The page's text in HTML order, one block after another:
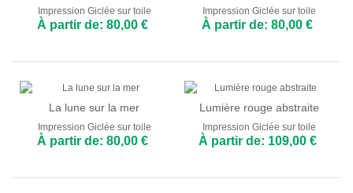
Impression Giclée sur toile
À partir de: 80,00 €
Impression Giclée sur toile
À partir de: 80,00 €
La lune sur la mer
Impression Giclée sur toile
À partir de: 80,00 €
Lumière rouge abstraite
Impression Giclée sur toile
À partir de: 109,00 €